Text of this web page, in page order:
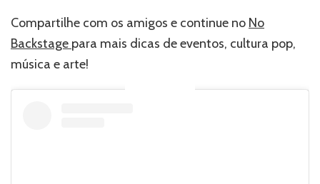
Compartilhe com os amigos e continue no No
Backstage para mais dicas de eventos, cultura pop,
música e arte!